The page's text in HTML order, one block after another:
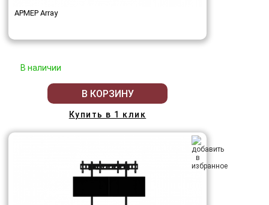
АРМЕР Array
В наличии
В КОРЗИНУ
Купить в 1 клик